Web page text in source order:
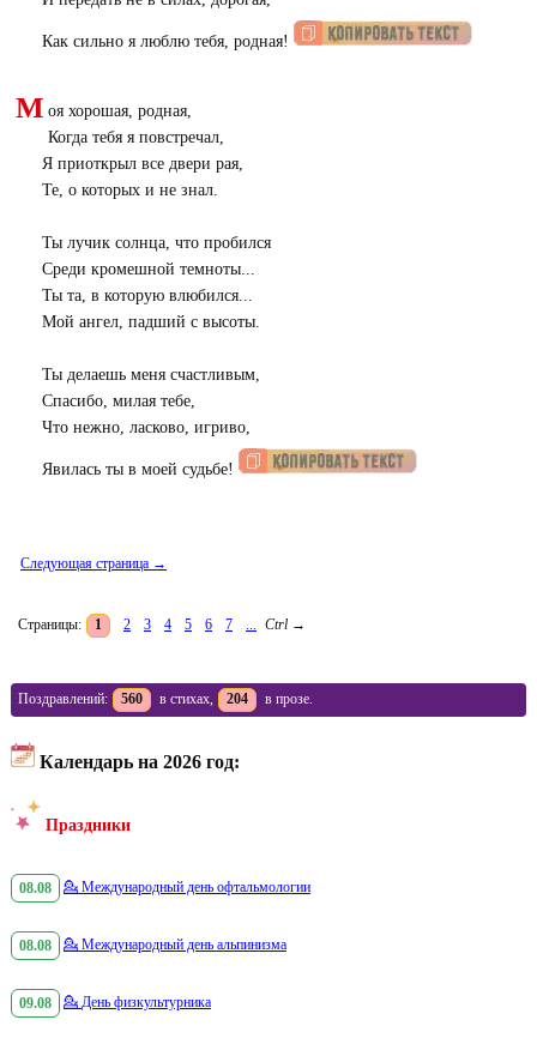
Как сильно я люблю тебя, родная!
М оя хорошая, родная,
Когда тебя я повстречал,
Я приоткрыл все двери рая,
Те, о которых и не знал.
Ты лучик солнца, что пробился
Среди кромешной темноты...
Ты та, в которую влюбился...
Мой ангел, падший с высоты.
Ты делаешь меня счастливым,
Спасибо, милая тебе,
Что нежно, ласково, игриво,
Явилась ты в моей судьбе!
Следующая страница →
Страницы: 1 2 3 4 5 6 7 ... Ctrl →
Поздравлений: 560 в стихах, 204 в прозе.
Календарь на 2026 год:
Праздники
08.08 💁 Международный день офтальмологии
08.08 💁 Международный день альпинизма
09.08 💁 День физкультурника